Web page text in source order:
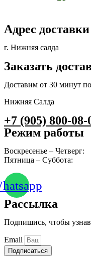
Адрес доставки
г. Нижняя салда
Заказать
Доставим от 30 минут
Нижняя Салда
+7 (905) 800-08-
Режим работы
Воскресенье – Четверг:
Пятница – Суббота:
Рассылка
Подпишись, чтобы
Email
Подписаться